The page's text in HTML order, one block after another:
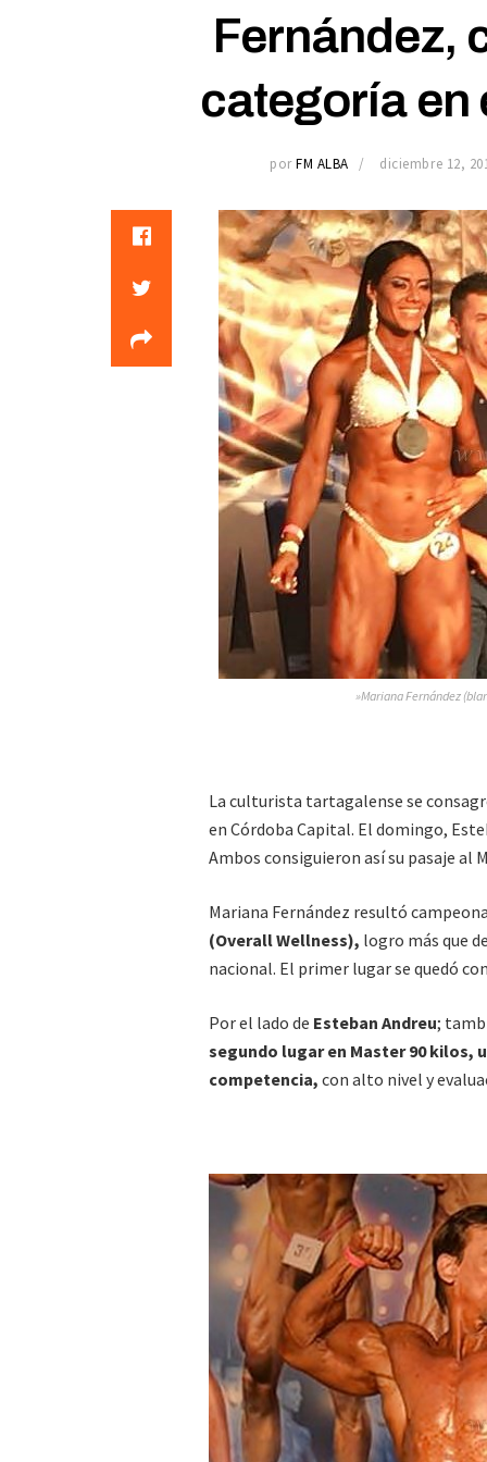
Fernández,
categoría en
por FM ALBA diciembre 12,
»Mariana Fernández
La culturista tartagalense se
en Córdoba Capital. El domingo,
Ambos consiguieron así su pasaje al
Mariana Fernández resultó
(Overall Wellness), logro más que
nacional. El primer lugar se quedó
Por el lado de Esteban Andreu;
segundo lugar en Master 90 kilos,
competencia, con alto nivel y